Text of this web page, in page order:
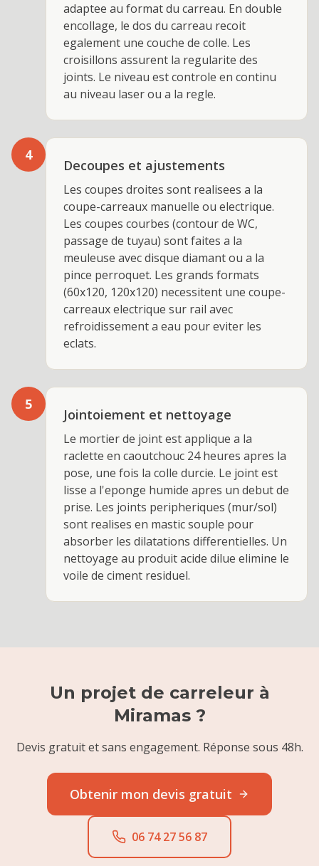
adaptee au format du carreau. En double
encollage, le dos du carreau recoit
egalement une couche de colle. Les
croisillons assurent la regularite des
joints. Le niveau est controle en continu
au niveau laser ou a la regle.
4
Decoupes et ajustements
Les coupes droites sont realisees a la
coupe-carreaux manuelle ou electrique.
Les coupes courbes (contour de WC,
passage de tuyau) sont faites a la
meuleuse avec disque diamant ou a la
pince perroquet. Les grands formats
(60x120, 120x120) necessitent une coupe-
carreaux electrique sur rail avec
refroidissement a eau pour eviter les
eclats.
5
Jointoiement et nettoyage
Le mortier de joint est applique a la
raclette en caoutchouc 24 heures apres la
pose, une fois la colle durcie. Le joint est
lisse a l'eponge humide apres un debut de
prise. Les joints peripheriques (mur/sol)
sont realises en mastic souple pour
absorber les dilatations differentielles. Un
nettoyage au produit acide dilue elimine le
voile de ciment residuel.
Un projet de carreleur à
Miramas?
Devis gratuit et sans engagement. Réponse sous 48h.
Obtenir mon devis gratuit
06 74 27 56 87